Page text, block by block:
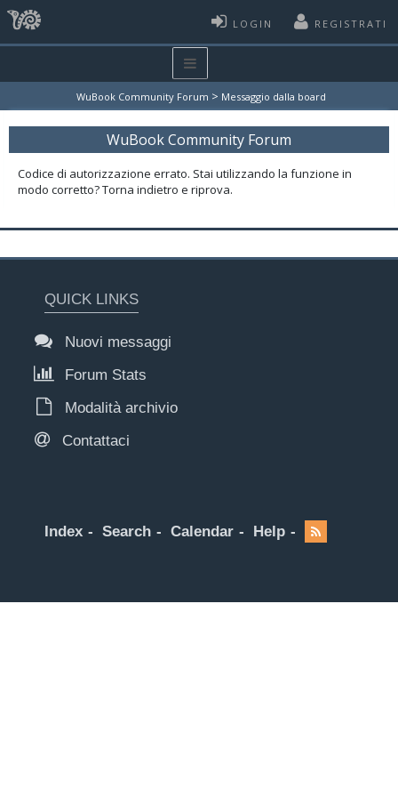
LOGIN REGISTRATI
WuBook Community Forum > Messaggio dalla board
WuBook Community Forum
Codice di autorizzazione errato. Stai utilizzando la funzione in
modo corretto? Torna indietro e riprova.
QUICK LINKS
Nuovi messaggi
Forum Stats
Modalità archivio
Contattaci
Index Search Calendar Help